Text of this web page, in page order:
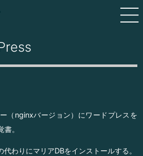
（nginxバージョン）にワードプレスを
。
わりにマリアDBをインストールする。